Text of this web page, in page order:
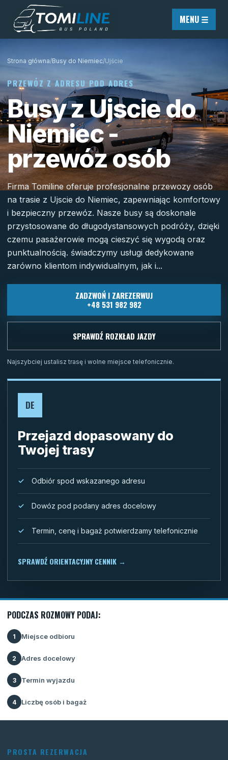
Przejdź do treści
MENU ☰
Strona główna/Busy do Niemiec/Ujście
PRZEWÓZ Z ADRESU POD ADRES
Busy z Ujscie do
Niemiec -
przewóz osób
Firma Tomiline oferuje profesjonalne przewozy osób
na trasie z Ujscie do Niemiec, zapewniając komfortowy
i bezpieczny przewóz. Nasze busy są doskonale
przystosowane do długodystansowych podróży, dzięki
czemu pasażerowie mogą cieszyć się wygodą oraz
punktualnością. świadczymy usługi dedykowane
zarówno klientom indywidualnym, jak i...
ZADZWOŃ I ZAREZERWUJ
+48 531 982 982
SPRAWDŹ ROZKŁAD JAZDY
Najszybciej ustalisz trasę i wolne miejsce telefonicznie.
DE
Przejazd dopasowany do
Twojej trasy
Odbiór spod wskazanego adresu
Dowóz pod podany adres docelowy
Termin, cenę i bagaż potwierdzamy telefonicznie
SPRAWDŹ ORIENTACYJNY CENNIK →
PODCZAS ROZMOWY PODAJ:
1 Miejsce odbioru
2 Adres docelowy
3 Termin wyjazdu
4 Liczbę osób i bagaż
PROSTA REZERWACJA